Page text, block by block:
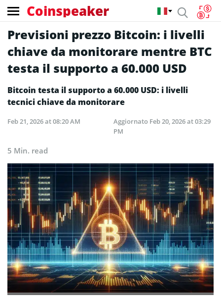
Coinspeaker
Previsioni prezzo Bitcoin: i livelli
chiave da monitorare mentre BTC
testa il supporto a 60.000 USD
Bitcoin testa il supporto a 60.000 USD: i livelli
tecnici chiave da monitorare
Feb 21, 2026 at 08:20 AM Aggiornato Feb 20, 2026 at 03:29
PM
5 Min. read